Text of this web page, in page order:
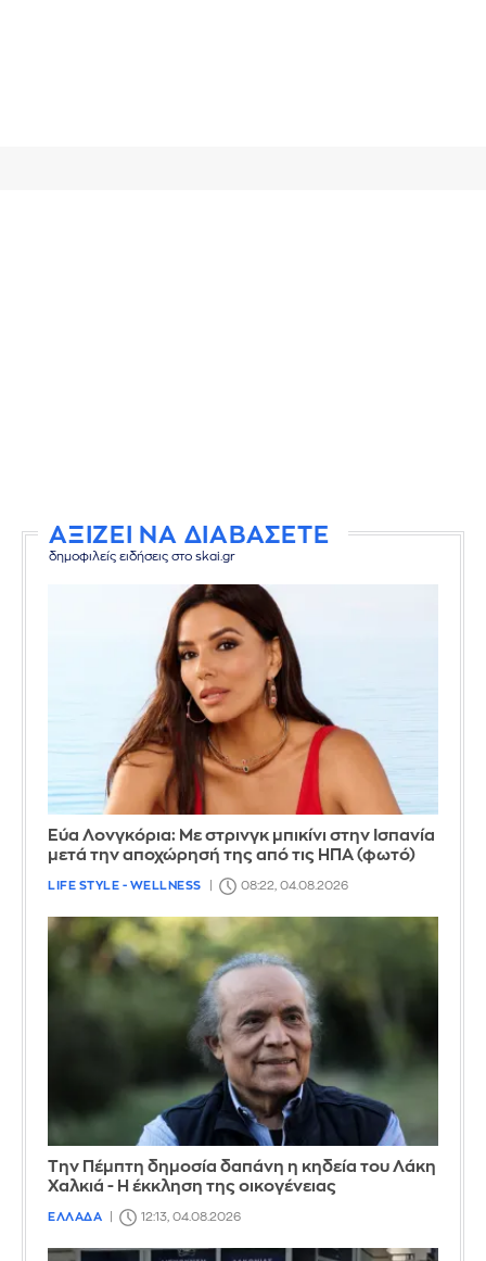
ΑΞΙΖΕΙ ΝΑ ΔΙΑΒΑΣΕΤΕ
δημοφιλείς ειδήσεις στο skai.gr
Εύα Λονγκόρια: Με στρινγκ μπικίνι στην Ισπανία
μετά την αποχώρησή της από τις ΗΠΑ (φωτό)
LIFE STYLE - WELLNESS 08:22, 04.08.2026
Την Πέμπτη δημοσία δαπάνη η κηδεία του Λάκη
Χαλκιά - Η έκκληση της οικογένειας
ΕΛΛΑΔΑ 12:13, 04.08.2026